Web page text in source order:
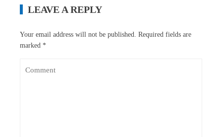
LEAVE A REPLY
Your email address will not be published. Required fields are
marked *